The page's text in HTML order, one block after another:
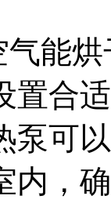
能
置合
泵可
内，